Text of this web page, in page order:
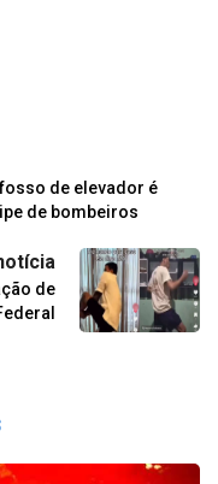
de elevador é
de bombeiros
de